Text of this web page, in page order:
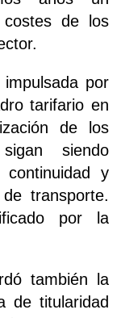
costes de los
por
tarifario en
de los
siendo
continuidad y
transporte.
por la
también la
de titularidad